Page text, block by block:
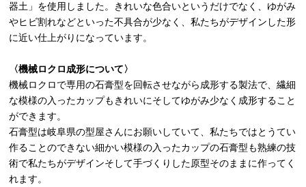
器土」を使用しました。きれいな色合いというだけでなく、ゆがみ
やヒビ割れなどといった不具合が少なく、私たちがデザインした形
に近い仕上がりになっています。
〈機械ロクロ成形について〉
機械ロクロで専用の石膏型を回転させながら成形する製法で、繊細
な模様の入ったカップもきれいにそしてゆがみ少なく成形すること
ができます。
石膏型は岐阜県の型屋さんにお願いしていて、私たちではとうてい
作ることのできない細かい模様の入ったカップの石膏型も熟練の技
術で私たちがデザインそして手づくりした原型そのままに作ってく
れます。